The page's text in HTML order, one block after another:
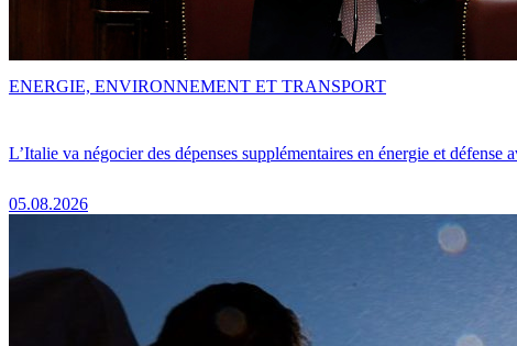
L’Italie va négocier des dépenses supplémentaires en énergie et défense
05.08.2026
ENERGIE, ENVIRONNEMENT ET TRANSPORT